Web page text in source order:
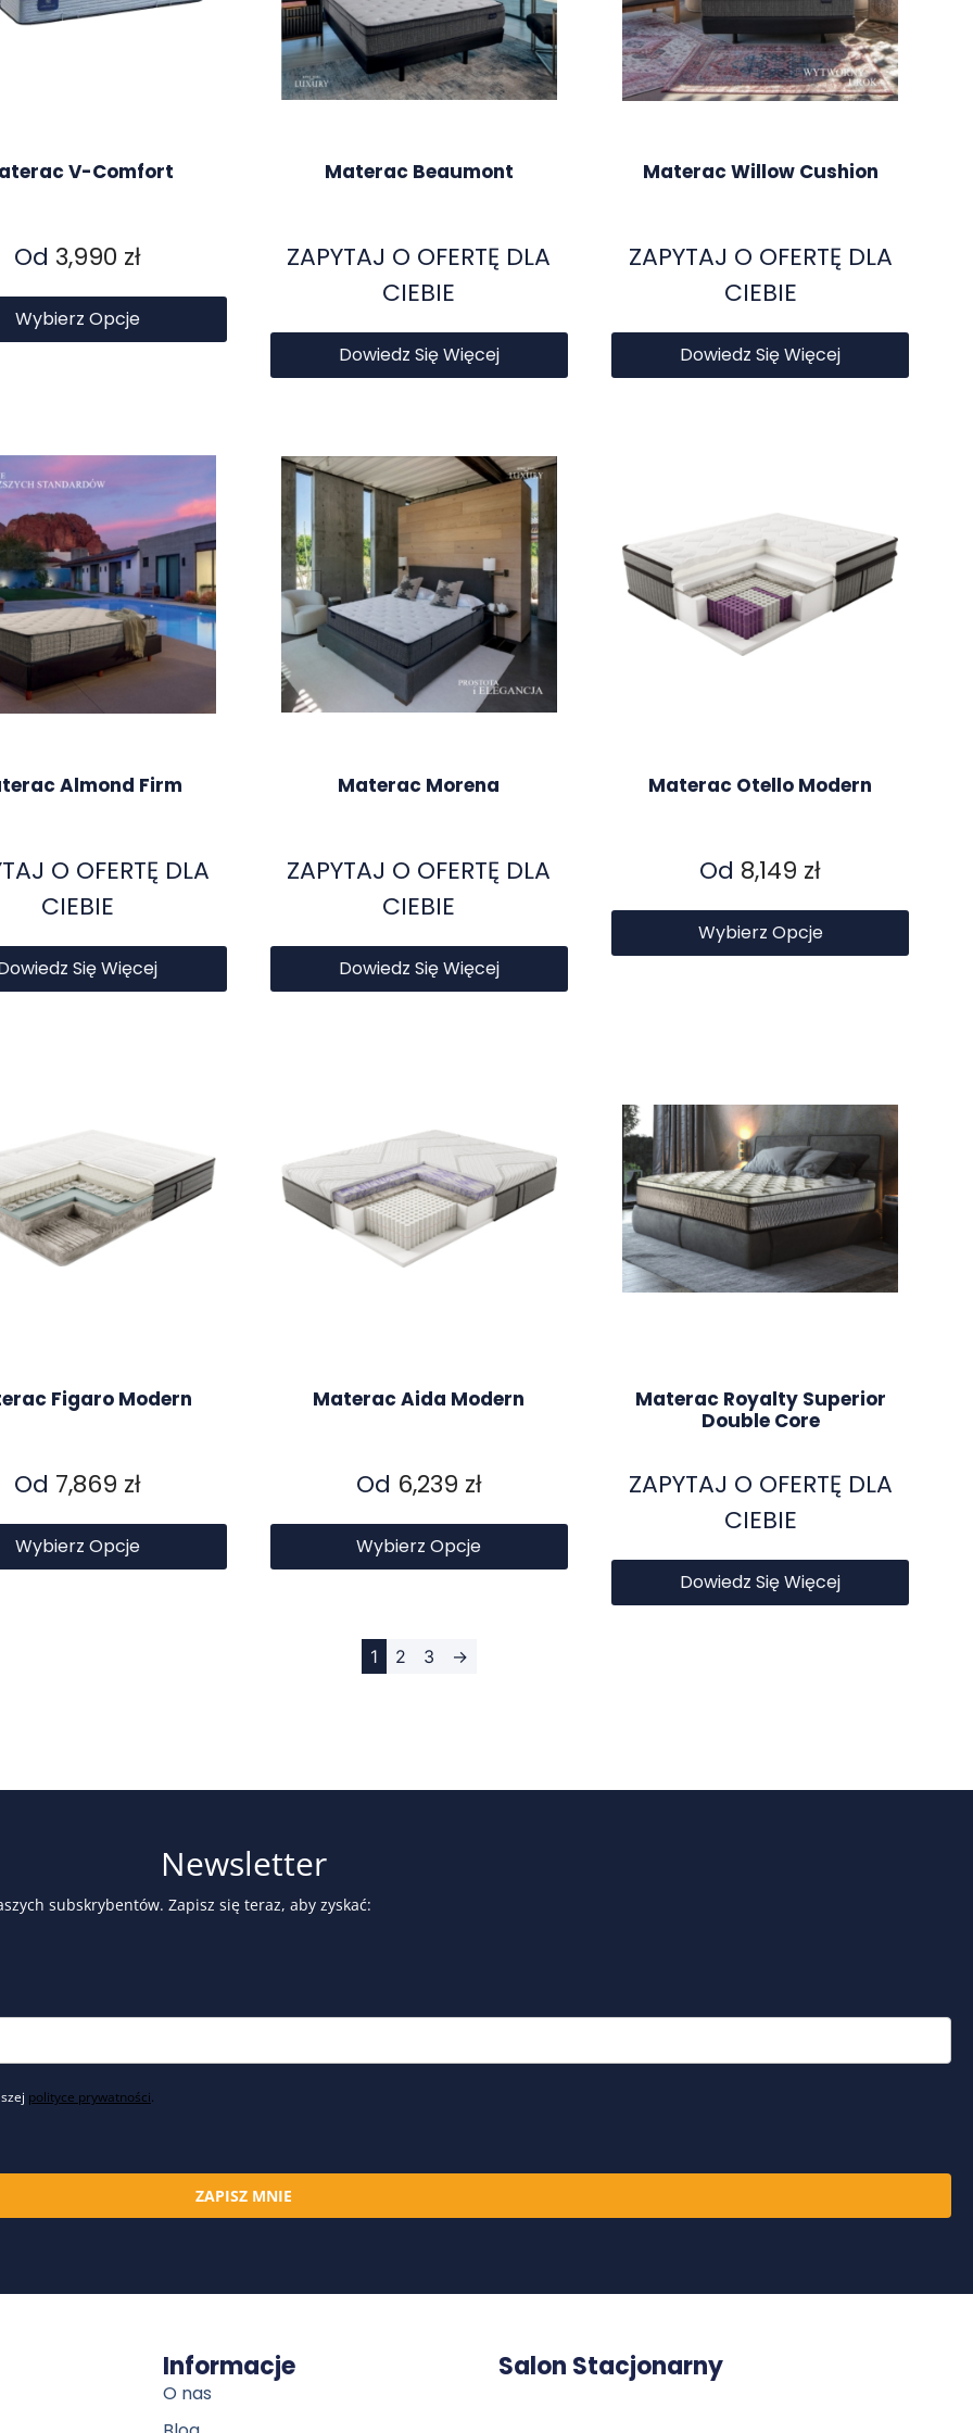
V-Comfort
Od 3,990 zł
Wybierz Opcje
Materac Beaumont
ZAPYTAJ O OFERTĘ DLA
CIEBIE
Dowiedz Się Więcej
Materac Willow Cushion
ZAPYTAJ O OFERTĘ DLA
CIEBIE
Dowiedz Się Więcej
Almond Firm
O OFERTĘ DLA
CIEBIE
Się Więcej
Materac Morena
ZAPYTAJ O OFERTĘ DLA
CIEBIE
Dowiedz Się Więcej
Materac Otello Modern
Od 8,149 zł
Wybierz Opcje
Figaro Modern
Od 7,869 zł
Wybierz Opcje
Materac Aida Modern
Od 6,239 zł
Wybierz Opcje
Materac Royalty Superior
Double Core
ZAPYTAJ O OFERTĘ DLA
CIEBIE
Dowiedz Się Więcej
1 2 3 →
Newsletter
subskrybentów. Zapisz się teraz, aby zyskać:
polityce prywatności.
ZAPISZ MNIE
Informacje
O nas
Salon Stacjonarny